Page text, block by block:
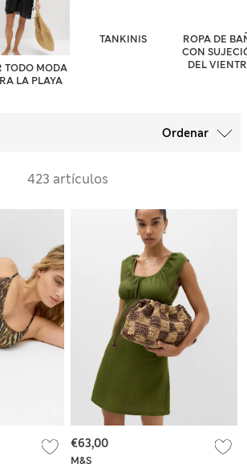
TODO MODA
LA PLAYA
TANKINIS
ROPA DE
CON
DEL
Ordenar
423 artículos
M&S
€63,00